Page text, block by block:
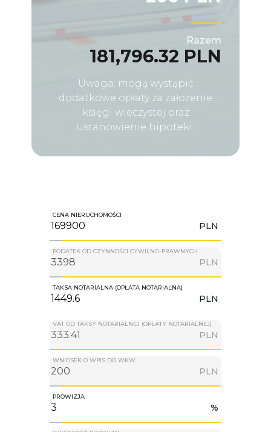
Razem
181,796.32 PLN
Uwaga: mogą wystąpić
dodatkowe opłaty za założenie
księgi wieczystej oraz
ustanowienie hipoteki.
CENA NIERUCHOMOŚCI
PLN
PODATEK OD CZYNNOŚCI CYWILNO-PRAWNYCH
PLN
TAKSA NOTARIALNA (OPŁATA NOTARIALNA)
PLN
VAT OD TAKSY NOTARIALNEJ (OPŁATY NOTARIALNEJ)
PLN
WNIOSEK O WPIS DO WKW
PLN
PROWIZJA
%